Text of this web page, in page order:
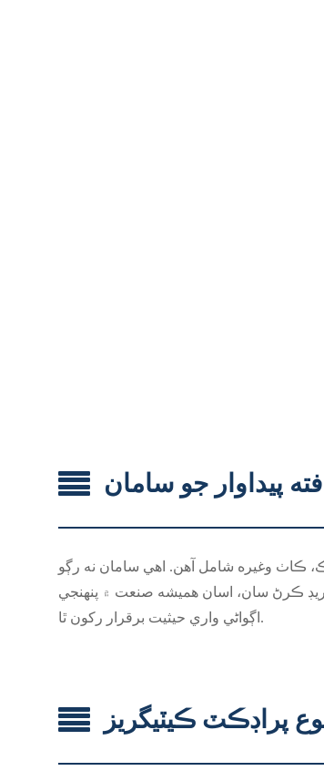
پيداوار جو سامان
ڪاٺ وغيره شامل آهن. اهي سامان نه رڳو
ڪرڻ سان، اسان هميشه صنعت ۾ پنهنجي
اڳواڻي واري حيثيت برقرار رکون ٿا.
پراڊڪٽ ڪيٽيگريز